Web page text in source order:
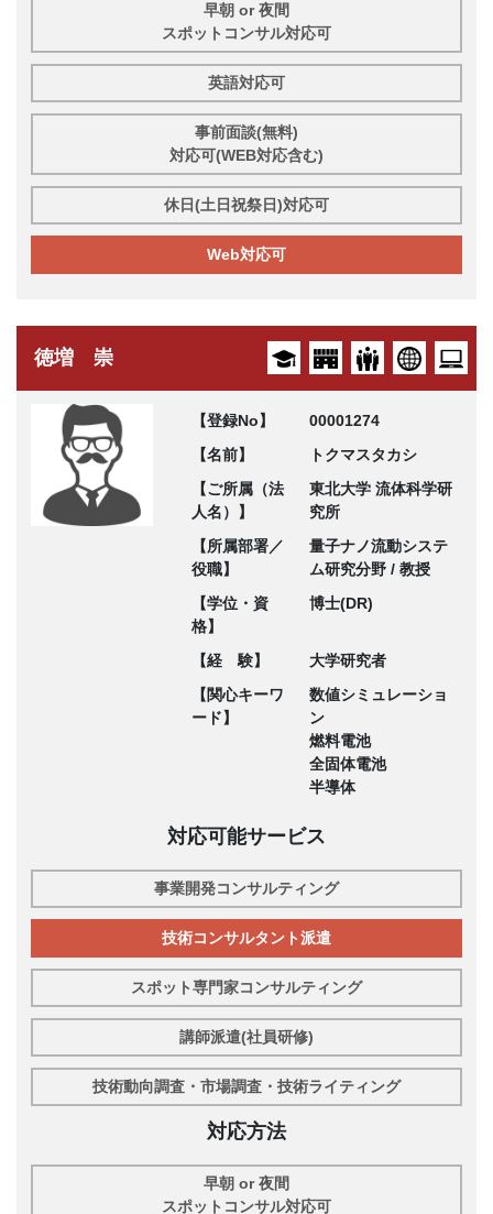
早朝 or 夜間
スポットコンサル対応可
英語対応可
事前面談(無料)
対応可(WEB対応含む)
休日(土日祝祭日)対応可
Web対応可
徳増 崇
【登録No】
00001274
【名前】
トクマスタカシ
【ご所属（法
人名）】
東北大学 流体科学研
究所
【所属部署／
役職】
量子ナノ流動システ
ム研究分野 / 教授
【学位・資
格】
博士(DR)
【経 験】
大学研究者
【関心キーワ
ード】
数値シミュレーショ
ン
燃料電池
全固体電池
半導体
対応可能サービス
事業開発コンサルティング
技術コンサルタント派遣
スポット専門家コンサルティング
講師派遣(社員研修)
技術動向調査・市場調査・技術ライティング
対応方法
早朝 or 夜間
スポットコンサル対応可